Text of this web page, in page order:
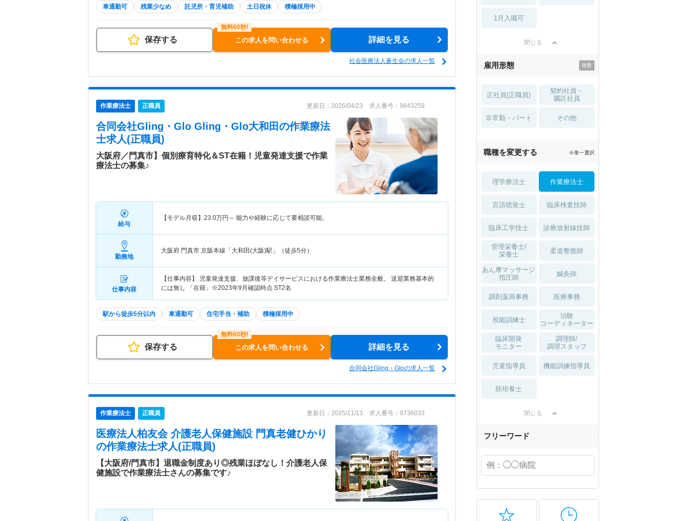
車通勤可 残業少なめ 託児所・育児補助 土日祝休 積極採用中
保存する この求人を問い合わせる 詳細を見る
社会医療法人蒼生会の求人一覧
作業療法士 正職員 更新日：2026/04/23 求人番号：9843259
合同会社Gling・Glo Gling・Glo大和田の作業療法
士求人(正職員)
大阪府／門真市】個別療育特化＆ST在籍！児童発達支援で作業
療法士の募集♪
給与
【モデル月収】 23.0万円～ 能力や経験に応じて要相談可能。
勤務地
大阪府 門真市 京阪本線「大和田(大阪)駅」（徒歩5分）
仕事内容
【仕事内容】 児童発達支援、放課後等デイサービスにおける作業療法士業務全般。 送迎業務基本的
には無し 「在籍」※2023年9月確認時点 ST2名
駅から徒歩5分以内 車通勤可 住宅手当・補助 積極採用中
保存する この求人を問い合わせる 詳細を見る
合同会社Gling・Gloの求人一覧
作業療法士 正職員 更新日：2025/11/13 求人番号：9736033
医療法人柏友会 介護老人保健施設 門真老健ひかり
の作業療法士求人(正職員)
【大阪府/門真市】退職金制度あり◎残業ほぼなし！介護老人保
健施設で作業療法士さんの募集です♪
1月入職可
閉じる
雇用形態
正社員(正職員)
契約社員・
嘱託社員
非常勤・パート その他
職種を変更する ※単一選択
理学療法士 作業療法士
言語聴覚士 臨床検査技師
臨床工学技士 診療放射線技師
管理栄養士/
栄養士
柔道整復師
あん摩マッサージ
指圧師
鍼灸師
調剤薬局事務 医療事務
視能訓練士
治験
コーディネーター
臨床開発
モニター
調理師/
調理スタッフ
児童指導員 機能訓練指導員
胚培養士
閉じる
フリーワード